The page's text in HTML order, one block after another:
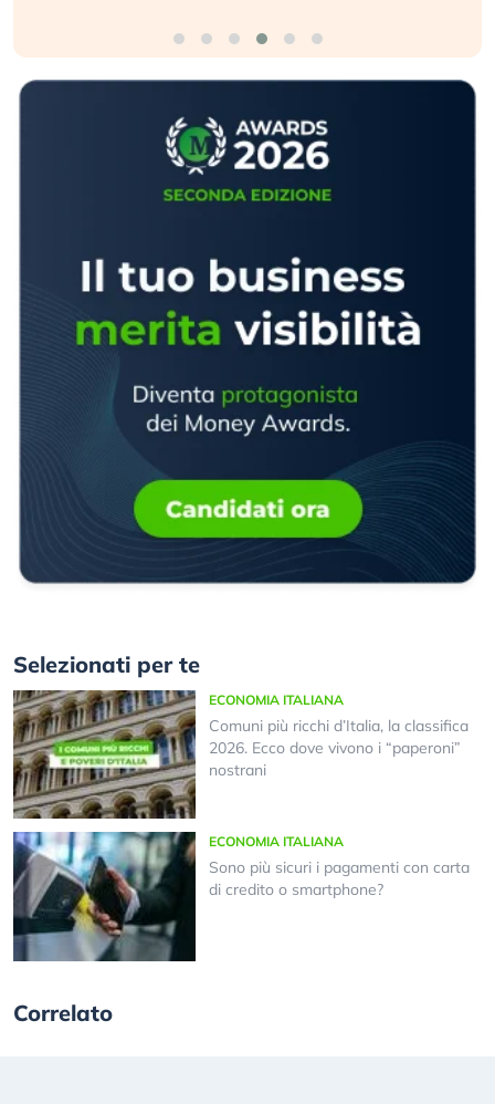
Selezionati per te
ECONOMIA ITALIANA
Comuni più ricchi d’Italia, la classifica
2026. Ecco dove vivono i “paperoni”
nostrani
ECONOMIA ITALIANA
Sono più sicuri i pagamenti con carta
di credito o smartphone?
Correlato